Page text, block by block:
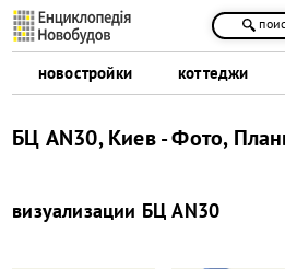
новостройки коттеджи
БЦ AN30, Киев - Фото,
визуализации БЦ AN30